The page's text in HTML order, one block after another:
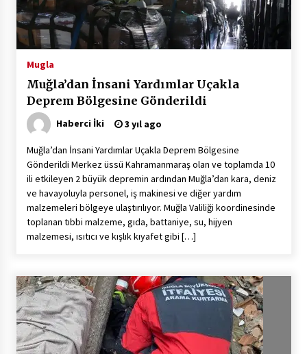
Mugla
Muğla’dan İnsani Yardımlar Uçakla
Deprem Bölgesine Gönderildi
Haberci İki 3 yıl ago
Muğla’dan İnsani Yardımlar Uçakla Deprem Bölgesine
Gönderildi Merkez üssü Kahramanmaraş olan ve toplamda 10
ili etkileyen 2 büyük depremin ardından Muğla’dan kara, deniz
ve havayoluyla personel, iş makinesi ve diğer yardım
malzemeleri bölgeye ulaştırılıyor. Muğla Valiliği koordinesinde
toplanan tıbbi malzeme, gıda, battaniye, su, hijyen
malzemesi, ısıtıcı ve kışlık kıyafet gibi […]